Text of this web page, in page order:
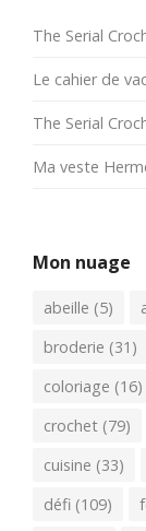
The Serial
Le cahier de
The Serial
Ma veste
Mon nuage
abeille (5)
broderie (31)
coloriage (16)
crochet (79)
cuisine (33)
défi (109)